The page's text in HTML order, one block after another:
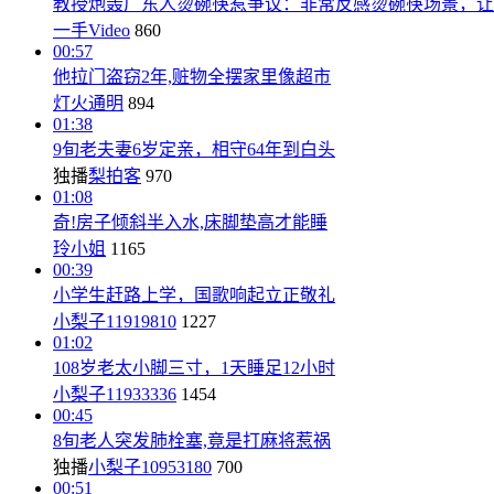
教授炮轰广东人烫碗筷惹争议：非常反感烫碗筷场景，
一手Video 860
00:57
他拉门盗窃2年,赃物全摆家里像超市
灯火通明 894
01:38
9旬老夫妻6岁定亲，相守64年到白头
独播梨拍客 970
01:08
奇!房子倾斜半入水,床脚垫高才能睡
玲小姐 1165
00:39
小学生赶路上学，国歌响起立正敬礼
小梨子11919810 1227
01:02
108岁老太小脚三寸，1天睡足12小时
小梨子11933336 1454
00:45
8旬老人突发肺栓塞,竟是打麻将惹祸
独播小梨子10953180 700
00:51